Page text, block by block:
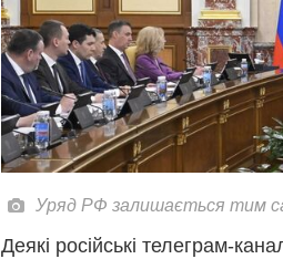
Уряд РФ залишається тим
Деякі російські телеграм-